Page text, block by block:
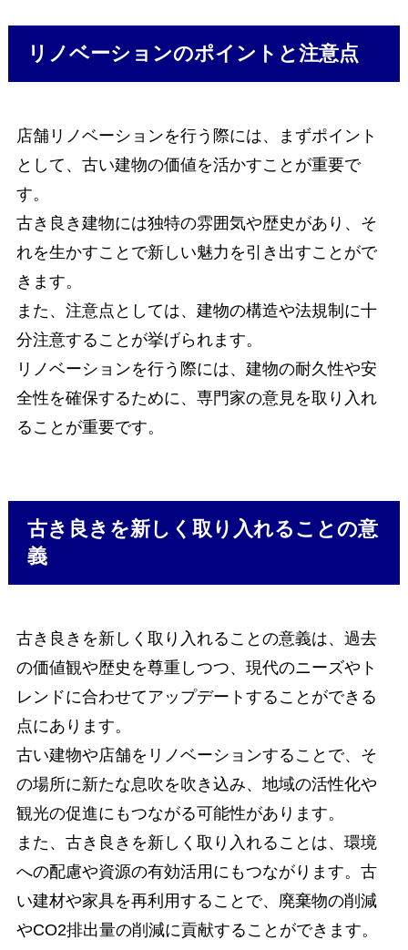
リノベーションのポイントと注意点
店舗リノベーションを行う際には、まずポイント
として、古い建物の価値を活かすことが重要で
す。
古き良き建物には独特の雰囲気や歴史があり、そ
れを生かすことで新しい魅力を引き出すことがで
きます。
また、注意点としては、建物の構造や法規制に十
分注意することが挙げられます。
リノベーションを行う際には、建物の耐久性や安
全性を確保するために、専門家の意見を取り入れ
ることが重要です。
古き良きを新しく取り入れることの意
義
古き良きを新しく取り入れることの意義は、過去
の価値観や歴史を尊重しつつ、現代のニーズやト
レンドに合わせてアップデートすることができる
点にあります。
古い建物や店舗をリノベーションすることで、そ
の場所に新たな息吹を吹き込み、地域の活性化や
観光の促進にもつながる可能性があります。
また、古き良きを新しく取り入れることは、環境
への配慮や資源の有効活用にもつながります。古
い建材や家具を再利用することで、廃棄物の削減
やCO2排出量の削減に貢献することができます。